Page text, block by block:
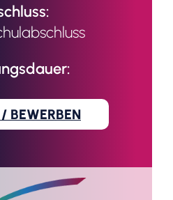
BEWERBEN